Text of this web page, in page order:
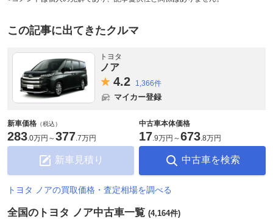
この記事に出てきたクルマ
トヨタ
ノア
4.2 1,366件
マイカー登録
新車価格 （税込）
283.0万円 ～377.7万円
新車見積り
中古車本体価格
17.9万円 ～673.8万円
中古車を検索
トヨタ ノアの買取価格・査定相場を調べる
全国のトヨタ ノア中古車一覧 (4,164件)